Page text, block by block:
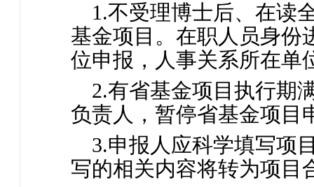
1.不受理博士后、在读
基金项目。在职人员身份
位申报，人事关系所在单
2.有省基金项目执行期
负责人，暂停省基金项目
3.申报人应科学填写项
写的相关内容将转为项目